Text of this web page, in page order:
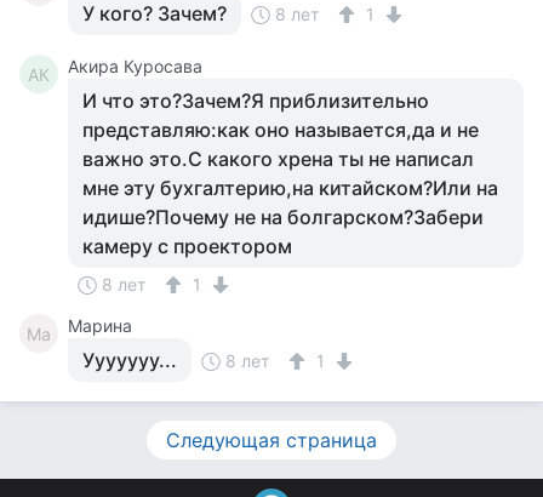
У кого? Зачем? 8 лет 1
АК Акира Куросава
И что это?Зачем?Я приблизительно
представляю:как оно называется,да и не
важно это.С какого хрена ты не написал
мне эту бухгалтерию,на китайском?Или на
идише?Почему не на болгарском?Забери
камеру с проектором
8 лет 1
Ма Марина
Ууууууу... 8 лет 1
Следующая страница